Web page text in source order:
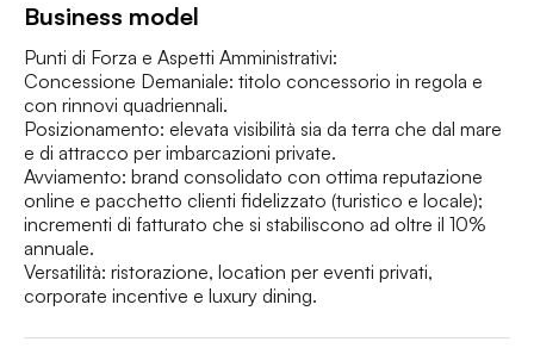
Business model
Punti di Forza e Aspetti Amministrativi:
Concessione Demaniale: titolo concessorio in regola e
con rinnovi quadriennali.
Posizionamento: elevata visibilità sia da terra che dal mare
e di attracco per imbarcazioni private.
Avviamento: brand consolidato con ottima reputazione
online e pacchetto clienti fidelizzato (turistico e locale);
incrementi di fatturato che si stabiliscono ad oltre il 10%
annuale.
Versatilità: ristorazione, location per eventi privati,
corporate incentive e luxury dining.